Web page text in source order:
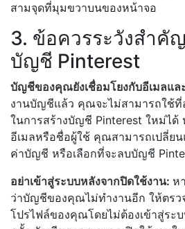
สามจุดที่มุมขวาบนของหน้าจอ
3. ข้อควรระวังสำคั
บัญชี Pinterest
บัญชีของคุณยังเชื่อมโยงกับอีเมลแล
งานบัญชีแล้ว คุณจะไม่สามารถใช้ที่
ในการสร้างบัญชี Pinterest ใหม่ได้
อีเมลหรือชื่อผู้ใช้ คุณสามารถเปลี่ย
ค่าบัญชี หรือเลือกที่จะลบบัญชี
อย่าเข้าสู่ระบบหลังจากปิดใช้งาน: ห
ว่าบัญชีของคุณไม่ทำงานอีก ให้ตรว
โปรไฟล์ของคุณโดยไม่ต้องเข้าสู่ระ